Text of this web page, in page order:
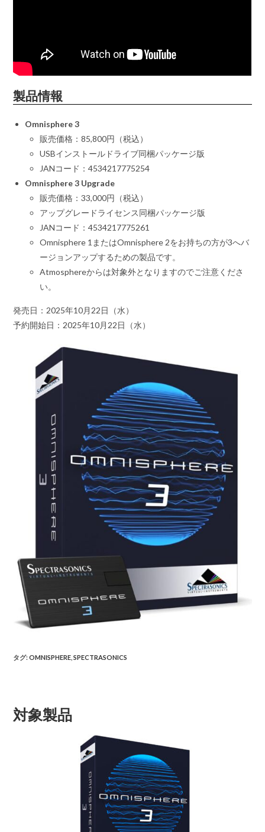
製品情報
Omnisphere 3
販売価格：85,800円（税込）
USBインストールドライブ同梱パッケージ版
JANコード：4534217775254
Omnisphere 3 Upgrade
販売価格：33,000円（税込）
アップグレードライセンス同梱パッケージ版
JANコード：4534217775261
Omnisphere 1またはOmnisphere 2をお持ちの方が3へバ
ージョンアップするための製品です。
Atmosphereからは対象外となりますのでご注意くださ
い。
発売日：2025年10月22日（水）
予約開始日：2025年10月22日（水）
タグ:OMNISPHERE SPECTRASONICS
対象製品